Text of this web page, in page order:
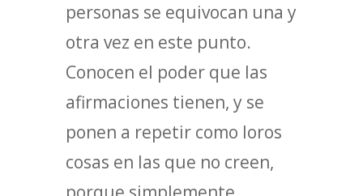
personas se equivocan una y
otra vez en este punto.
Conocen el poder que las
afirmaciones tienen, y se
ponen a repetir como loros
cosas en las que no creen,